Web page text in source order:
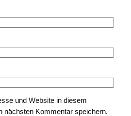
und Website in diesem
nächsten Kommentar speichern.